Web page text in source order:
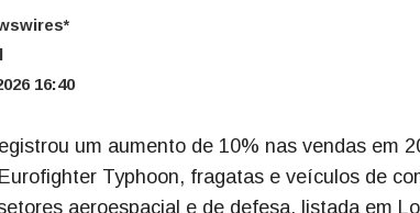
16:40
um aumento de 10% nas vendas em
Typhoon, fragatas e veículos de
aeroespacial e de defesa, listada em